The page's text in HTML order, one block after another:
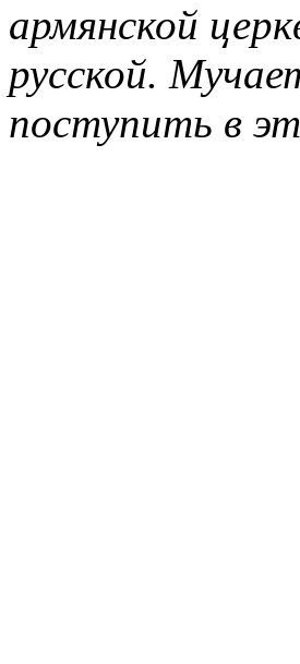
армянской
русской.
поступить в